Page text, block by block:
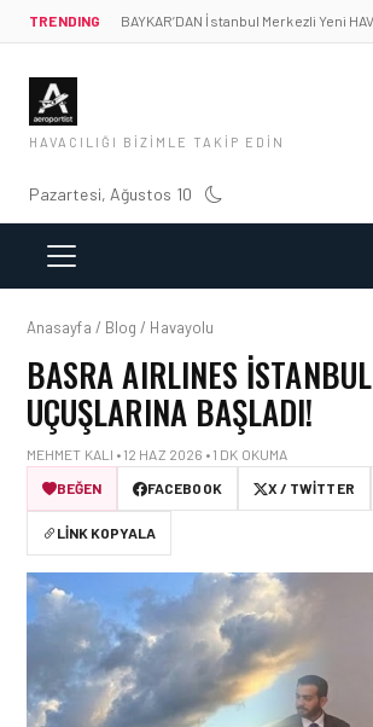
TRENDING
HAVACILIĞI BIZIMLE TAKIP EDIN
Pazartesi, Ağustos 10
Anasayfa / Blog / Havayolu
BASRA AIRLINES İSTANBUL
UÇUŞLARINA BAŞLADI!
MEHMET KALI • 12 HAZ 2026 • 1 DK OKUMA
BEĞEN
FACEBOOK X / TWITTER
LINK KOPYALA